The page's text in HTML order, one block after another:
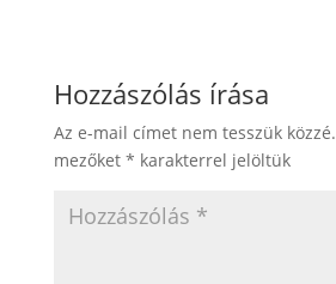
Hozzászólás írása
Az e-mail címet nem tesszük közzé.
mezőket * karakterrel jelöltük